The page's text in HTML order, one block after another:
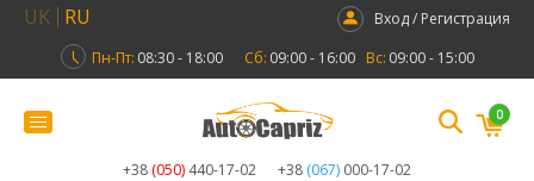
UK RU
Вход / Регистрация
Пн-Пт: 08:30 - 18:00 Сб: 09:00 - 16:00 Вс: 09:00 - 15:00
+38 (050) 440-17-02 +38 (067) 000-17-02
0